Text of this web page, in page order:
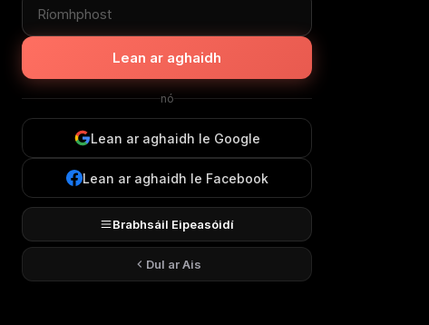
Lean ar aghaidh
nó
Lean ar aghaidh le Google
Lean ar aghaidh le Facebook
Brabhsáil Eipeasóidí
Dul ar Ais